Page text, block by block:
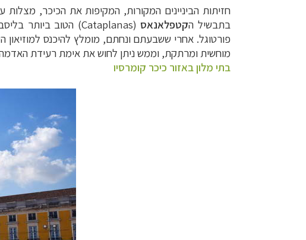
חזיתות הביניינים המקורות, המקיפות את הכיכר,
בתבשיל הקטפלאנאס (
Cataplanas) הטוב ביותר
פורטוגל. אחרי ששבעתם ונחתם, מומלץ להיכנס
מוחשית ומרתקת, וממש ניתן לחוש את אימת רעידת האדמה,
בתי מלון באזור כיכר קומרסיו